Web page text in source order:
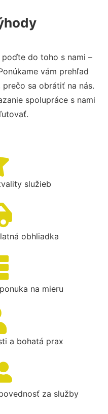
poďte do toho s nami –
vám prehľad
sa obrátiť na nás.
spolupráce s nami
služieb
obhliadka
na mieru
a bohatá prax
za služby